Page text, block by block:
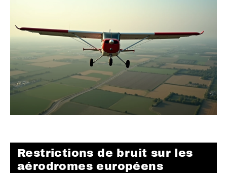
Restrictions de bruit sur les
aérodromes européens